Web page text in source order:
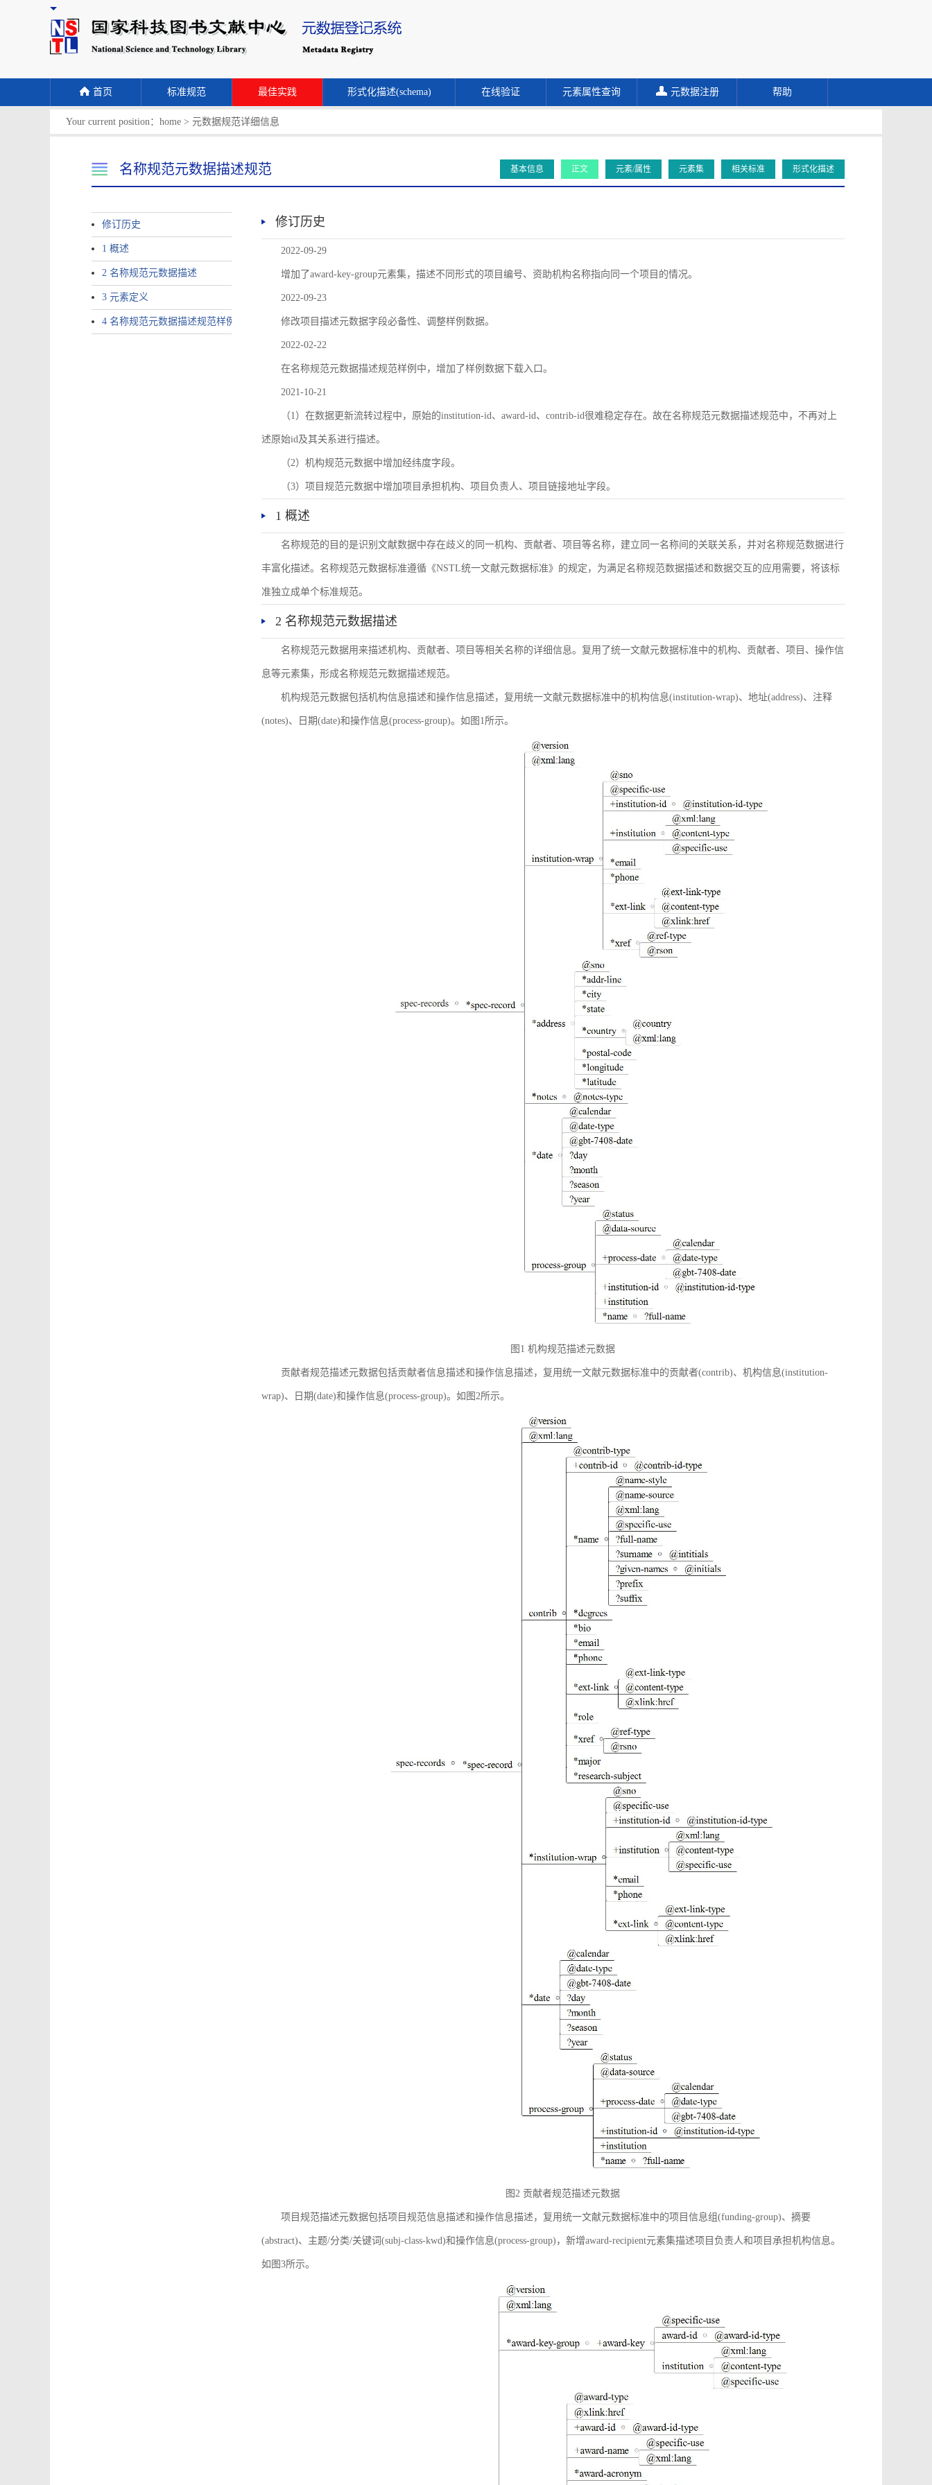
首页 标准规范 最佳实践 形式化描述(schema) 在线验证 元素属性查询 元数据注册 帮助
Your current position： home > 元数据规范详细信息
名称规范元数据描述规范 基本信息 正文 元素/属性 元素集 相关标准 形式化描述
修订历史
1 概述
2 名称规范元数据描述
3 元素定义
4 名称规范元数据描述规范样例
修订历史
2022-09-29
增加了award-key-group元素集，描述不同形式的项目编号、资助机构名称指向同一个项目的情况。
2022-09-23
修改项目描述元数据字段必备性、调整样例数据。
2022-02-22
在名称规范元数据描述规范样例中，增加了样例数据下载入口。
2021-10-21
（1）在数据更新流转过程中，原始的institution-id、award-id、contrib-id很难稳定存在。故在名称规范元数据描述规范中，不再对上
述原始id及其关系进行描述。
（2）机构规范元数据中增加经纬度字段。
（3）项目规范元数据中增加项目承担机构、项目负责人、项目链接地址字段。
1 概述
名称规范的目的是识别文献数据中存在歧义的同一机构、贡献者、项目等名称，建立同一名称间的关联关系，并对名称规范数据进行
丰富化描述。名称规范元数据标准遵循《NSTL统一文献元数据标准》的规定，为满足名称规范数据描述和数据交互的应用需要，将该标
准独立成单个标准规范。
2 名称规范元数据描述
名称规范元数据用来描述机构、贡献者、项目等相关名称的详细信息。复用了统一文献元数据标准中的机构、贡献者、项目、操作信
息等元素集，形成名称规范元数据描述规范。
机构规范元数据包括机构信息描述和操作信息描述，复用统一文献元数据标准中的机构信息(institution-wrap)、地址(address)、注释
(notes)、日期(date)和操作信息(process-group)。如图1所示。
图1 机构规范描述元数据
贡献者规范描述元数据包括贡献者信息描述和操作信息描述，复用统一文献元数据标准中的贡献者(contrib)、机构信息(institution-
wrap)、日期(date)和操作信息(process-group)。如图2所示。
图2 贡献者规范描述元数据
项目规范描述元数据包括项目规范信息描述和操作信息描述，复用统一文献元数据标准中的项目信息组(funding-group)、摘要
(abstract)、主题/分类/关键词(subj-class-kwd)和操作信息(process-group)，新增award-recipient元素集描述项目负责人和项目承担机构信息。
如图3所示。